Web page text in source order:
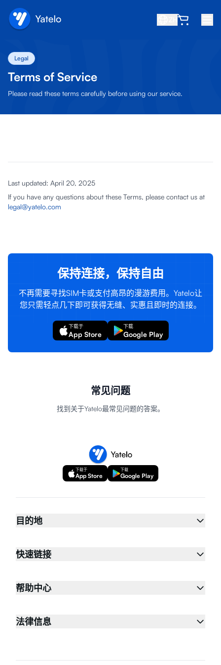
博客
关于我们
常见问题
支持
Legal
Terms of Service
Please read these terms carefully before using our service.
Last updated: April 20, 2025
If you have any questions about these Terms, please contact us at
legal@yatelo.com
保持连接，保持自由
不再需要寻找SIM卡或支付高昂的漫游费用。Yatelo让
您只需轻点几下即可获得无缝、实惠且即时的连接。
下载于
App Store
下载
Google Play
常见问题
找到关于Yatelo最常见问题的答案。
下载于
App Store
下载
Google Play
目的地
快速链接
帮助中心
法律信息